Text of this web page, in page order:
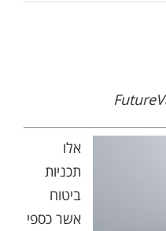
אלו
תכניות
ביטוח
אשר כספי